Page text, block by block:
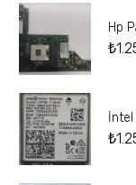
Hp
₺
İntel
₺